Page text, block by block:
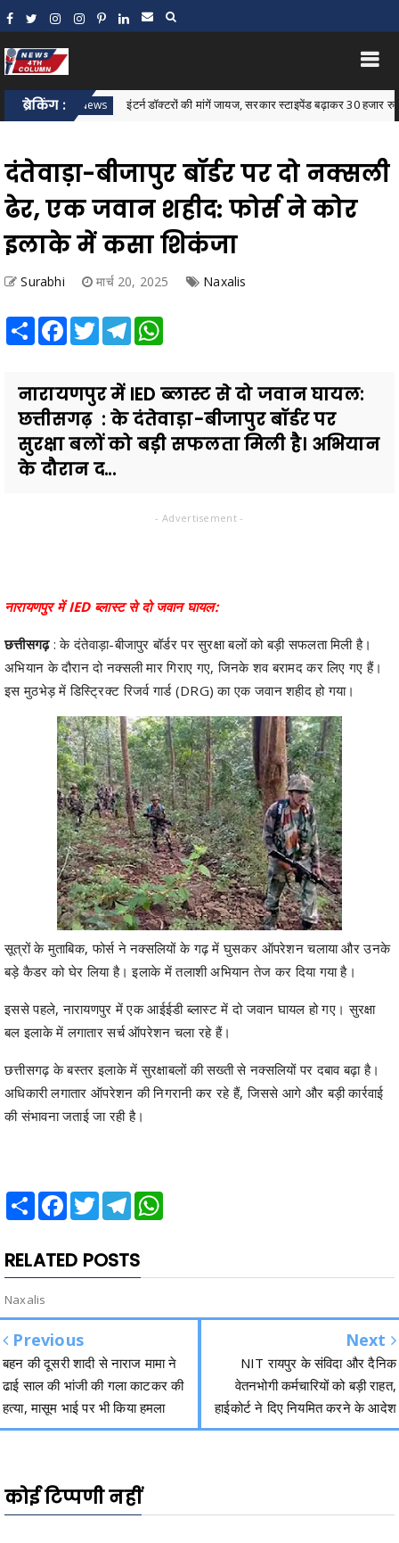
ब्रेकिंग :
News इंटर्न डॉक्टरों की मांगें जायज, सरकार स्टाइपेंड बढ़ाकर 30 हजार रुपये करे:
दंतेवाड़ा-बीजापुर बॉर्डर पर दो नक्सली
ढेर, एक जवान शहीद: फोर्स ने कोर
इलाके में कसा शिकंजा
Surabhi मार्च 20, 2025 Naxalis
Share Facebook
TwitterTelegram
नारायणपुर में IED ब्लास्ट से दो जवान घायल:
छत्तीसगढ़ : के दंतेवाड़ा-बीजापुर बॉर्डर पर
सुरक्षा बलों को बड़ी सफलता मिली है। अभियान
के दौरान द...
- Advertisement -
नारायणपुर में IED ब्लास्ट से दो जवान घायल:
छत्तीसगढ़: के दंतेवाड़ा-बीजापुर बॉर्डर पर सुरक्षा बलों को बड़ी सफलता मिली है।
अभियान के दौरान दो नक्सली मार गिराए गए, जिनके शव बरामद कर लिए गए हैं।
इस मुठभेड़ में डिस्ट्रिक्ट रिजर्व गार्ड (DRG) का एक जवान शहीद हो गया।
सूत्रों के मुताबिक, फोर्स ने नक्सलियों के गढ़ में घुसकर ऑपरेशन चलाया और उनके
बड़े कैडर को घेर लिया है। इलाके में तलाशी अभियान तेज कर दिया गया है।
इससे पहले, नारायणपुर में एक आईईडी ब्लास्ट में दो जवान घायल हो गए। सुरक्षा
बल इलाके में लगातार सर्च ऑपरेशन चला रहे हैं।
छत्तीसगढ़ के बस्तर इलाके में सुरक्षाबलों की सख्ती से नक्सलियों पर दबाव बढ़ा है।
अधिकारी लगातार ऑपरेशन की निगरानी कर रहे हैं, जिससे आगे और बड़ी कार्रवाई
की संभावना जताई जा रही है।
Share Facebook
TwitterTelegram
RELATED POSTS
Naxalis
Previous
बहन की दूसरी शादी से नाराज मामा ने
ढाई साल की भांजी की गला काटकर की
हत्या, मासूम भाई पर भी किया हमला
Next
NIT रायपुर के संविदा और दैनिक
वेतनभोगी कर्मचारियों को बड़ी राहत,
हाईकोर्ट ने दिए नियमित करने के आदेश
कोई टिप्पणी नहीं